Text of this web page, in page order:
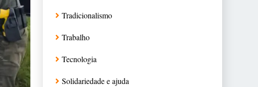
Tradicionalismo
Trabalho
Tecnologia
Solidariedade e ajuda